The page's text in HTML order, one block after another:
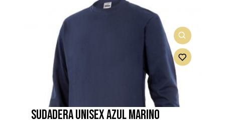
Sudadera unisex azul marino